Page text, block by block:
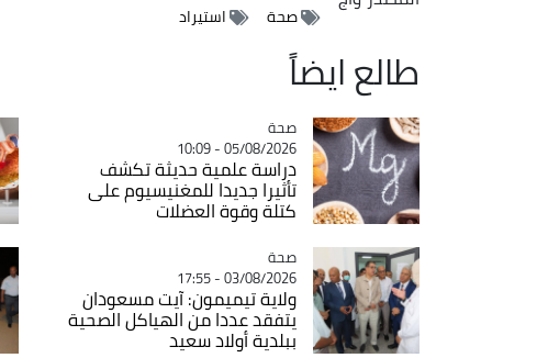
صحة استيراد
طالع ايضاً
Catégorie
صحة
05/08/2026 - 10:09
دراسة علمية حديثة تكشف
تأثيرا جديدا للمغنيسيوم على
كتلة وقوة العضلات
Catégorie
صحة
03/08/2026 - 17:55
ولاية تيميمون: آيت مسعودان
يتفقد عددا من الهياكل الصحية
ببلدية أولاد سعيد